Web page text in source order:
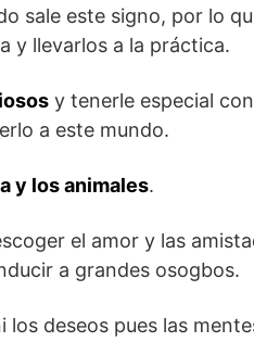
sale este signo, por lo
y llevarlos a la práctica.
y tenerle especial
a este mundo.
y los animales.
el amor y las
a grandes osogbos.
los deseos pues las